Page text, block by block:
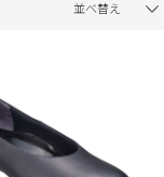
並べ替え